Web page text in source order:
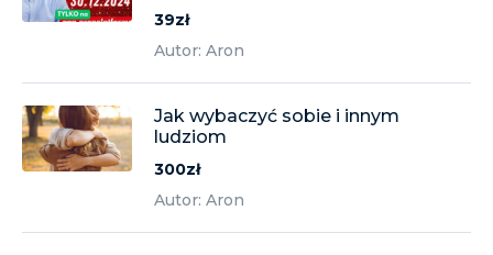
39zł
Autor: Aron
Jak wybaczyć sobie i innym
ludziom
300zł
Autor: Aron